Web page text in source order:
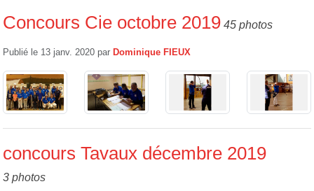
Concours Cie octobre 2019 45 photos
Publié le 13 janv. 2020 par Dominique FIEUX
concours Tavaux décembre 2019
3 photos